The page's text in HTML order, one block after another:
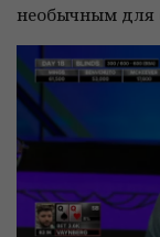
необычным для